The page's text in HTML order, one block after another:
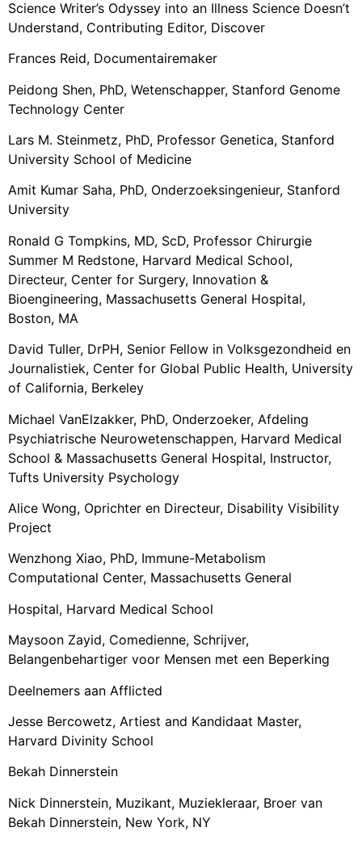
Science Writer’s Odyssey into an Illness Science Doesn’t
Understand, Contributing Editor, Discover
Frances Reid, Documentairemaker
Peidong Shen, PhD, Wetenschapper, Stanford Genome
Technology Center
Lars M. Steinmetz, PhD, Professor Genetica, Stanford
University School of Medicine
Amit Kumar Saha, PhD, Onderzoeksingenieur, Stanford
University
Ronald G Tompkins, MD, ScD, Professor Chirurgie
Summer M Redstone, Harvard Medical School,
Directeur, Center for Surgery, Innovation &
Bioengineering, Massachusetts General Hospital,
Boston, MA
David Tuller, DrPH, Senior Fellow in Volksgezondheid en
Journalistiek, Center for Global Public Health, University
of California, Berkeley
Michael VanElzakker, PhD, Onderzoeker, Afdeling
Psychiatrische Neurowetenschappen, Harvard Medical
School & Massachusetts General Hospital, Instructor,
Tufts University Psychology
Alice Wong, Oprichter en Directeur, Disability Visibility
Project
Wenzhong Xiao, PhD, Immune-Metabolism
Computational Center, Massachusetts General
Hospital, Harvard Medical School
Maysoon Zayid, Comedienne, Schrijver,
Belangenbehartiger voor Mensen met een Beperking
Deelnemers aan Afflicted
Jesse Bercowetz, Artiest and Kandidaat Master,
Harvard Divinity School
Bekah Dinnerstein
Nick Dinnerstein, Muzikant, Muziekleraar, Broer van
Bekah Dinnerstein, New York, NY